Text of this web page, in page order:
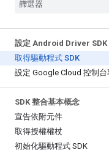
設定 Android Driver SDK
取得驅動程式 SDK
設定 Google Cloud 控制台
SDK 整合基本概念
宣告依附元件
取得授權權杖
初始化驅動程式 SDK